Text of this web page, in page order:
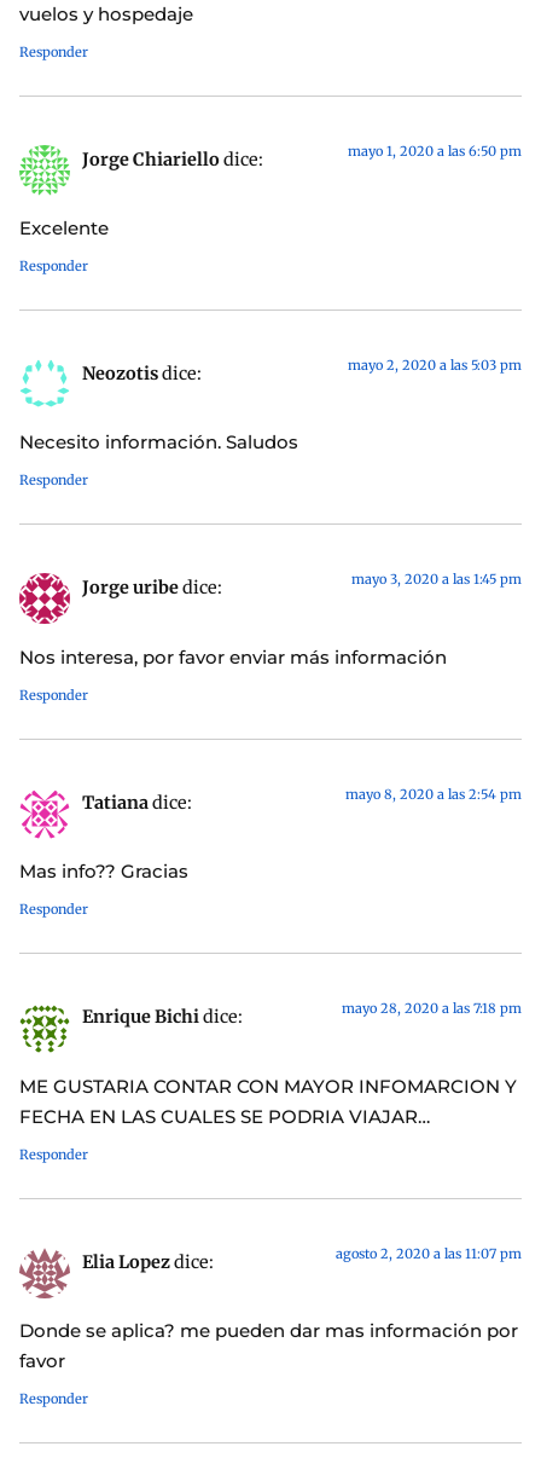
vuelos y hospedaje
Responder
Jorge Chiariellodice: mayo 1, 2020 a las 6:50 pm
Excelente
Responder
Neozotisdice: mayo 2, 2020 a las 5:03 pm
Necesito información. Saludos
Responder
Jorge uribedice: mayo 3, 2020 a las 1:45 pm
Nos interesa, por favor enviar más información
Responder
Tatianadice: mayo 8, 2020 a las 2:54 pm
Mas info?? Gracias
Responder
Enrique Bichidice: mayo 28, 2020 a las 7:18 pm
ME GUSTARIA CONTAR CON MAYOR INFOMARCION Y
FECHA EN LAS CUALES SE PODRIA VIAJAR…
Responder
Elia Lopezdice: agosto 2, 2020 a las 11:07 pm
Donde se aplica? me pueden dar mas información por
favor
Responder